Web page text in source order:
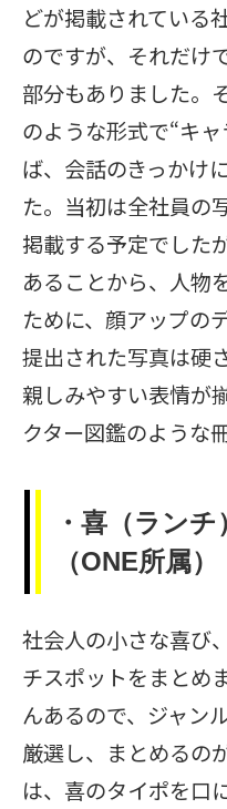
どが掲載されている
のですが、それだけ
部分もありました。
のような形式で“キ
ば、会話のきっかけ
た。当初は全社員の
掲載する予定でした
あることから、人物
ために、顔アップの
提出された写真は硬
親しみやすい表情が
クター図鑑のような
・喜（ラン
（ONE所属）
社会人の小さな喜び
チスポットをまとめ
んあるので、ジャン
厳選し、まとめるの
は、喜のタイポを口